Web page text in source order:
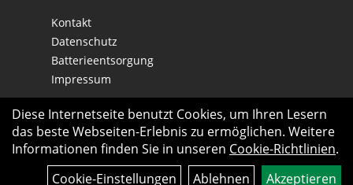
Kontakt
Datenschutz
Batterieentsorgung
Impressum
Diese Internetseite benutzt Cookies, um Ihren Lesern
das beste Webseiten-Erlebnis zu ermöglichen. Weitere
Informationen finden Sie in unseren Cookie-Richtlinien.
Cookie-Einstellungen
Ablehnen Akzeptieren